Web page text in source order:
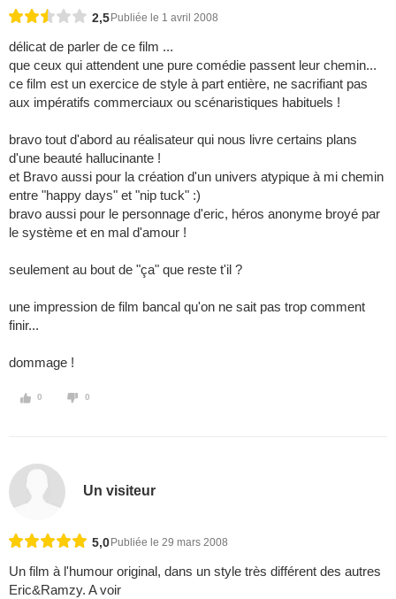
2,5 Publiée le 1 avril 2008
délicat de parler de ce film ...
que ceux qui attendent une pure comédie passent leur chemin...
ce film est un exercice de style à part entière, ne sacrifiant pas
aux impératifs commerciaux ou scénaristiques habituels !
bravo tout d'abord au réalisateur qui nous livre certains plans
d'une beauté hallucinante !
et Bravo aussi pour la création d'un univers atypique à mi chemin
entre "happy days" et "nip tuck" :)
bravo aussi pour le personnage d'eric, héros anonyme broyé par
le système et en mal d'amour !
seulement au bout de "ça" que reste t'il ?
une impression de film bancal qu'on ne sait pas trop comment
finir...
dommage !
0 0
Un visiteur
5,0 Publiée le 29 mars 2008
Un film à l'humour original, dans un style très différent des autres
Eric&Ramzy. A voir